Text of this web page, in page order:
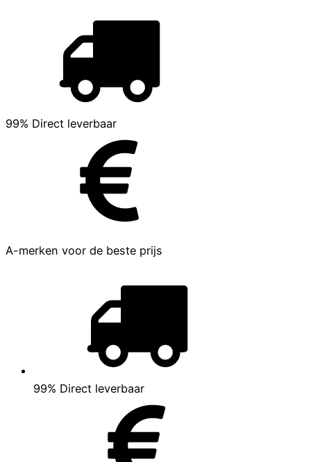
99% Direct leverbaar
A-merken voor de beste prijs
99% Direct leverbaar